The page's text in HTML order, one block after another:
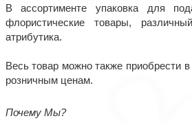
В ассортименте упаковка для
флористические товары,
атрибутика.
Весь товар можно также приобрести
розничным ценам.
Почему Мы?